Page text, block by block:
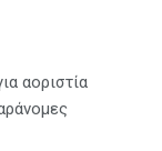
αοριστία